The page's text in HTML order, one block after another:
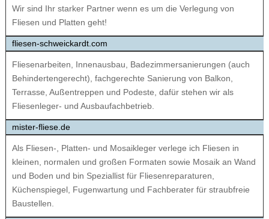
Wir sind Ihr starker Partner wenn es um die Verlegung von
Fliesen und Platten geht!
fliesen-schweickardt.com
Fliesenarbeiten, Innenausbau, Badezimmersanierungen (auch
Behindertengerecht), fachgerechte Sanierung von Balkon,
Terrasse, Außentreppen und Podeste, dafür stehen wir als
Fliesenleger- und Ausbaufachbetrieb.
mister-fliese.de
Als Fliesen-, Platten- und Mosaikleger verlege ich Fliesen in
kleinen, normalen und großen Formaten sowie Mosaik an Wand
und Boden und bin Speziallist für Fliesenreparaturen,
Küchenspiegel, Fugenwartung und Fachberater für straubfreie
Baustellen.